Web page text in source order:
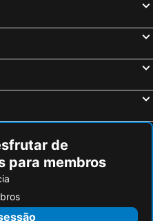
de
para membros